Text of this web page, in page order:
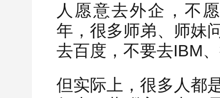
人愿意去外企，不
年，很多师弟、师妹
去百度，不要去IBM
但实际上，很多人都